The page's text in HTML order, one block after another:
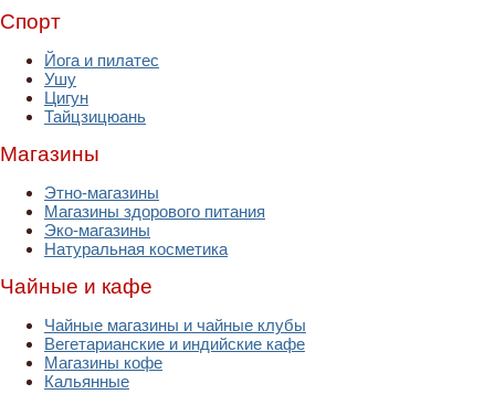
Спорт
Йога и пилатес
Ушу
Цигун
Тайцзицюань
Магазины
Этно-магазины
Магазины здорового питания
Эко-магазины
Натуральная косметика
Чайные и кафе
Чайные магазины и чайные клубы
Вегетарианские и индийские кафе
Магазины кофе
Кальянные